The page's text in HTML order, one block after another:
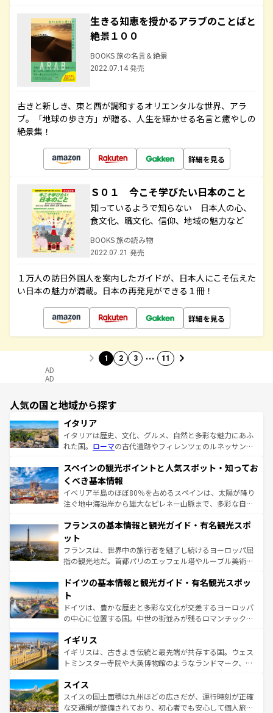
生きる知恵を授かるアラブのことばと
絶景１００
BOOKS 旅の名言＆絶景
2022.07.14 発売
古きと新しき、東と西が調和するオリエンタルな世界、アラ
ブ。「地球の歩き方」が贈る、人生を輝かせる名言と癒やしの
絶景集！
詳細を見る
Ｓ０１ 今こそ学びたい日本のこと
知っているようで知らない 日本人の心、
食文化、職文化、信仰、地域の魅力など
BOOKS 旅の読み物
2022.07.21 発売
１万人の訪日外国人を案内したガイドが、日本人にこそ伝えた
い日本の魅力が満載。日本の再発見ができる１冊！
詳細を見る
1 2 3 … 11
AD
AD
人気の国と地域から探す
イタリア
イタリアは歴史、文化、グルメ、自然と多彩な魅力にあふ
れた国。 ローマの古代遺跡やフィレンツェのルネッサンス
ろん、トスカーナの美しい田園風景やアマルフィ海岸の絶
景など、自然景観も見逃せない。観光の合間には、本場の
ピザやパスタなど、絶品のイタリア料理を堪能することも
できる。朝目覚めてから夜眠るまで、すべての瞬間を楽し
なお、新着のイタリア情報はコンテンツ一覧を参照してほ
しい。
スペインの観光ポイントと人気スポット・知ってお
くべき基本情報
イベリア半島のほぼ80％を占めるスペインは、太陽が降り
注ぐ地中海沿岸から雄大なピレネー山脈まで、多彩な自然
文化が根付くこの国では、情熱的なフラメンコ、熱気あふ
れる闘牛、そして美味しいタパスが生活の一部となってい
る。首都マドリードの洗練された雰囲気や、バルセロナの
アートに溢れた街角から、地方では古代ローマ遺跡や中世
せる。地方によって風土や気候が異なるスペインはその個
ンテンツ一覧 を参照してほしい。
フランスの基本情報と観光ガイド・有名観光スポ
ット
フランスは、世界中の旅行者を魅了し続けるヨーロッパ屈
指の観光地だ。首都パリのエッフェル塔やルーブル美術館
で、幅広い魅力が詰まっている。華麗な宮殿、歴史的な大
聖堂、美しいビーチ、そして豊かな自然が、訪れる者を心
から魅了する。また、フランスは美食の国としても知ら
れ、フランス料理はユネスコ無形文化遺産にも登録されて
香り高いラベンダー畑など、多彩な楽しみ方が可能だ。さ
らに、パリ以外の地域にも魅力が溢れており、どの街角に
も豊かな歴史と文化が息づいている。パリ以外の個性あふ
を参照してほしい。
ドイツの基本情報と観光ガイド・有名観光スポッ
ト
ドイツは、豊かな歴史と多彩な文化が交差するヨーロッパ
の中心に位置する国。中世の街並みが残るロマンチック街
顔を持つこの国は、どこを歩いても飽きることがない。ベ
ルリンの文化的活気、バイエルン州のアルプスの絶景、そ
してライン川沿いのワイン畑といった風景は必見。ビール
は、お酒好きな人にはぜひ体験してほしい。 なお、新着の
ドイツ情報はコンテンツ一覧を参照してほしい。
イギリス
イギリスは、古きよき伝統と最先端が共存する国。ウェス
トミンスター寺院や大英博物館のようなランドマーク、歴
リアごとに異なる魅力がある。また、優雅なアフタヌーン
ティー、ビール好きにはたまらない英国パブ、サッカー観
戦など、本場だからこそできる体験も豊富。イギリスを旅
スイス
スイスの国土面積は九州ほどの広さだが、運行時刻が正確
な交通網が整備されており、初心者でも安心して個人旅行